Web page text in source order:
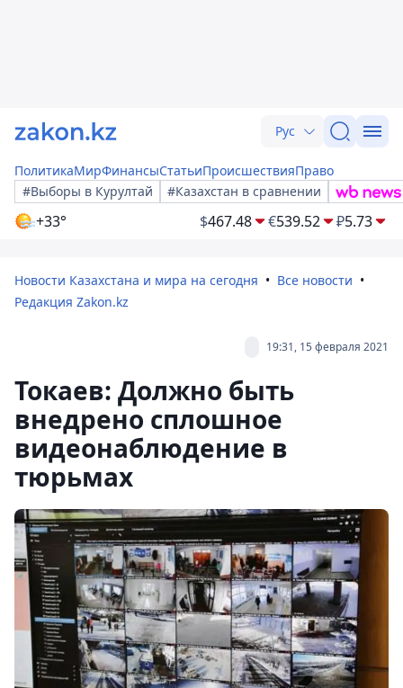
Рус
ПолитикаМирФинансыСтатьиПроисшествияПраво
#Выборы в Курултай
#Казахстан в сравнении
+33° $467.48 €539.52 ₽5.73
Новости Казахстана и мира на сегодня
Все новости
Редакция Zakon.kz
19:31, 15 февраля 2021
Токаев: Должно быть
внедрено сплошное
видеонаблюдение в
тюрьмах